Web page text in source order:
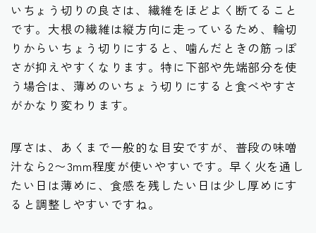
いちょう切りの良さは、繊維をほどよく断てること
です。大根の繊維は縦方向に走っているため、輪切
りからいちょう切りにすると、噛んだときの筋っぽ
さが抑えやすくなります。特に下部や先端部分を使
う場合は、薄めのいちょう切りにすると食べやすさ
がかなり変わります。
厚さは、あくまで一般的な目安ですが、普段の味噌
汁なら2〜3mm程度が使いやすいです。早く火を通し
たい日は薄めに、食感を残したい日は少し厚めにす
ると調整しやすいですね。